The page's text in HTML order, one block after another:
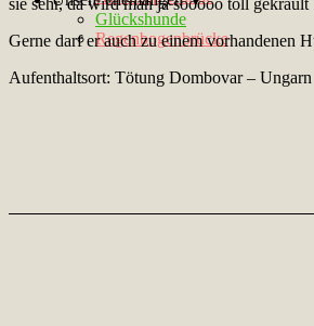
Glückshunde
Regenbogenbrücke
Gerne darf er auch zu einem vorhandenen
Aufenthaltsort: Tötung Dombovar – Ungarn